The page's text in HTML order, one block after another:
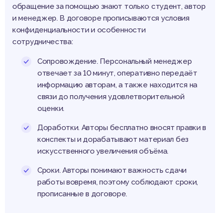
обращение за помощью знают только студент, автор
и менеджер. В договоре прописываются условия
конфиденциальности и особенности
сотрудничества:
Сопровождение. Персональный менеджер
отвечает за 10 минут, оперативно передаёт
информацию авторам, а также находится на
связи до получения удовлетворительной
оценки.
Доработки. Авторы бесплатно вносят правки в
конспекты и дорабатывают материал без
искусственного увеличения объёма.
Сроки. Авторы понимают важность сдачи
работы вовремя, поэтому соблюдают сроки,
прописанные в договоре.